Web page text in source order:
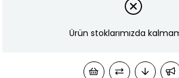
Ürün stoklarımızda